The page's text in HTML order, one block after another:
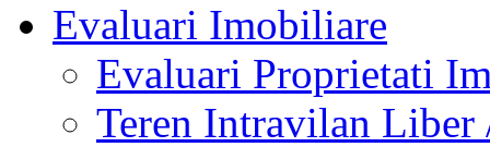
Evaluari Imobiliare
Evaluari Proprietati
Teren Intravilan Liber